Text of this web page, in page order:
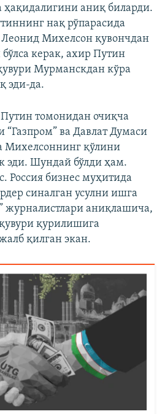
аниқ биларди.
нақ рўпарасида
Михелсон қувончдан
керак, ахир Путин
Мурманскдан кўра
эди-да.
томонидан очиқча
“Газпром” ва Давлат Думаси
Михелсоннинг қўлини
эди. Шундай бўлди ҳам.
Россия бизнес муҳитида
синалган усулни ишга
журналистлари аниқлашича,
қурилишига
қилган экан.